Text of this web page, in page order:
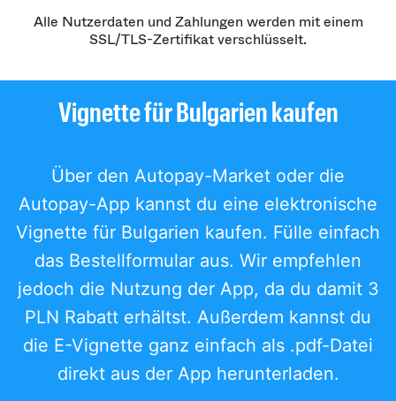
Alle Nutzerdaten und Zahlungen werden mit einem
SSL/TLS-Zertifikat verschlüsselt.
Vignette für Bulgarien kaufen
Über den Autopay-Market oder die
Autopay-App kannst du eine elektronische
Vignette für Bulgarien kaufen. Fülle einfach
das Bestellformular aus. Wir empfehlen
jedoch die Nutzung der App, da du damit 3
PLN Rabatt erhältst. Außerdem kannst du
die E-Vignette ganz einfach als .pdf-Datei
direkt aus der App herunterladen.